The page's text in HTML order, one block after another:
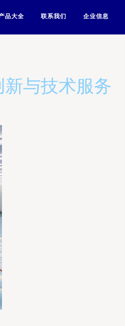
品大全 联系我们 企业信息
与技术服务